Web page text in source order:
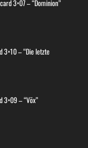
3×07 – “Dominion”
3×10 – “Die letzte
3×09 – “Võx”